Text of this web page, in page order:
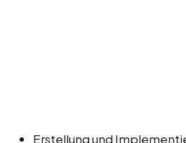
Erstellung und